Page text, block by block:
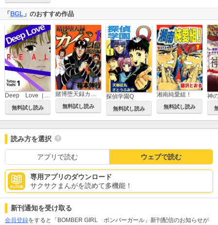
「 BGL 」のおすすめ作品
Deep Love［REAL]
無料試し読み
賭博堕天録カイジ 24億脱出編
無料試し読み
探偵学園Q
無料試し読み
湘南純愛組！
無料試し読み
神
読み方を選択
アプリで読む ウェブで読む
専用アプリのダウンロード
サクサクまんがを読めて多機能！
新刊通知を受け取る
会員登録をすると「BOMBER GIRL ボンバーガール」新刊配信のお知らせが